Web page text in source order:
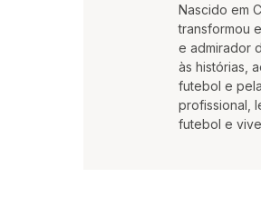
Nascido em
transformou
e admirador
às histórias,
futebol e
profissional,
futebol e